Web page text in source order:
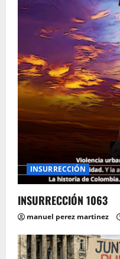
INSURRECCIÓN
INSURRECCIÓN 1063
manuel perez martinez